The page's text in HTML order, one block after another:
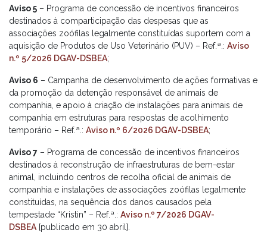
Aviso 5 – Programa de concessão de incentivos financeiros
destinados à comparticipação das despesas que as
associações zoófilas legalmente constituídas suportem com a
aquisição de Produtos de Uso Veterinário (PUV) – Ref.ª.: Aviso
n.º 5/2026 DGAV-DSBEA;
Aviso 6 – Campanha de desenvolvimento de ações formativas e
da promoção da detenção responsável de animais de
companhia, e apoio à criação de instalações para animais de
companhia em estruturas para respostas de acolhimento
temporário – Ref.ª.: Aviso n.º 6/2026 DGAV-DSBEA;
Aviso 7 – Programa de concessão de incentivos financeiros
destinados à reconstrução de infraestruturas de bem-estar
animal, incluindo centros de recolha oficial de animais de
companhia e instalações de associações zoófilas legalmente
constituídas, na sequência dos danos causados pela
tempestade “Kristin” – Ref.ª.: Aviso n.º 7/2026 DGAV-
DSBEA [publicado em 30 abril].